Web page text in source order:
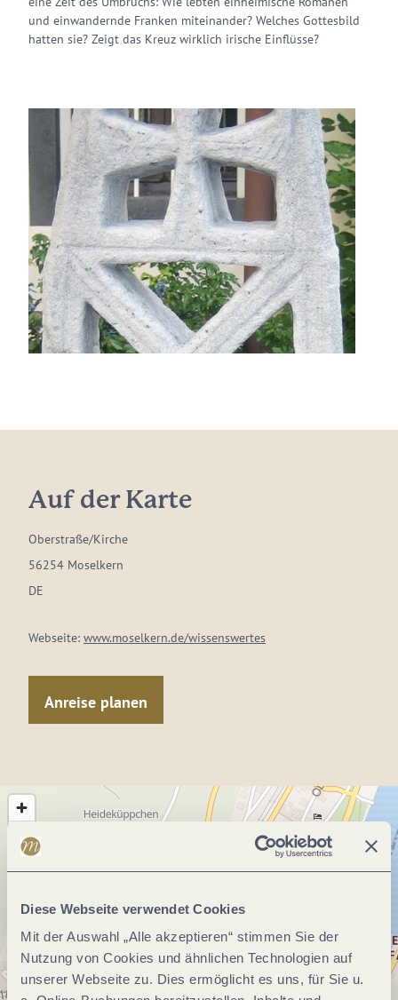
Diese Webseite verwendet Cookies
Mit der Auswahl „Alle akzeptieren“ stimmen Sie der
Nutzung von Cookies und ähnlichen Technologien auf
unserer Webseite zu. Dies ermöglicht es uns, für Sie u.
und einwandernde Franken miteinander? Welches Gottesbild
hatten sie? Zeigt das Kreuz wirklich irische Einflüsse?
Auf der Karte
Oberstraße/Kirche
56254 Moselkern
DE
Webseite: www.moselkern.de/wissenswertes
Anreise planen